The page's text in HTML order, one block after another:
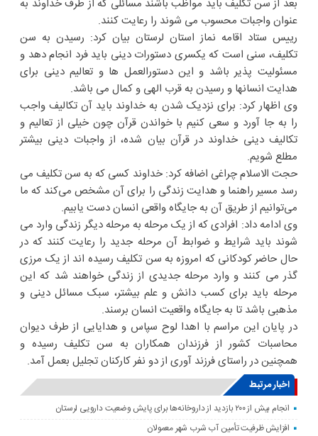
بعد از سن تکلیف باید مواظب باشند مسائلی که از طرف خداوند به
عنوان واجبات محسوب می شوند را رعایت کنند.
رییس ستاد اقامه نماز استان لرستان بیان کرد: رسیدن به سن
تکلیف، سنی است که یکسری دستورات دینی باید فرد انجام دهد و
مسئولیت پذیر باشد و این دستورالعمل ها و تعالیم دینی برای
هدایت انسانها و رسیدن به قرب الهی و کمال می باشد.
وی اظهار کرد: برای نزدیک شدن به خداوند باید آن تکالیف واجب
را به جا آورد و سعی کنیم با خواندن قرآن چون خیلی از تعالیم و
تکالیف دینی خداوند در قرآن بیان شده، از واجبات دینی بیشتر
مطلع شویم.
حجت الاسلام چراغی اضافه کرد: خداوند کسی که به سن تکلیف می
رسد مسیر راهنما و هدایت زندگی را برای آن مشخص می‌کند که ما
می‌توانیم از طریق آن به جایگاه واقعی انسان دست یابیم.
وی ادامه داد: افرادی که از یک مرحله به مرحله دیگر زندگی وارد می
شوند باید شرایط و ضوابط آن مرحله جدید را رعایت کنند که در
حال حاضر کودکانی که امروزه به سن تکلیف رسیده اند از یک مرزی
گذر می کنند و وارد مرحله جدیدی از زندگی خواهند شد که این
مرحله باید برای کسب دانش و علم بیشتر، سبک مسائل دینی و
مذهبی باشد تا به جایگاه واقعیت انسان برسند.
در پایان این مراسم با اهدا لوح سپاس و هدایایی از طرف دیوان
محاسبات کشور از فرزندان همکاران به سن تکلیف رسیده و
همچنین در راستای فرزند آوری از دو نفر کارکنان تجلیل بعمل آمد.
اخبار مرتبط
انجام بیش از ۲۰۰ بازدید از داروخانه‌ها برای پایش وضعیت دارویی لرستان
افزایش ظرفیت تأمین آب شرب شهر معمولان